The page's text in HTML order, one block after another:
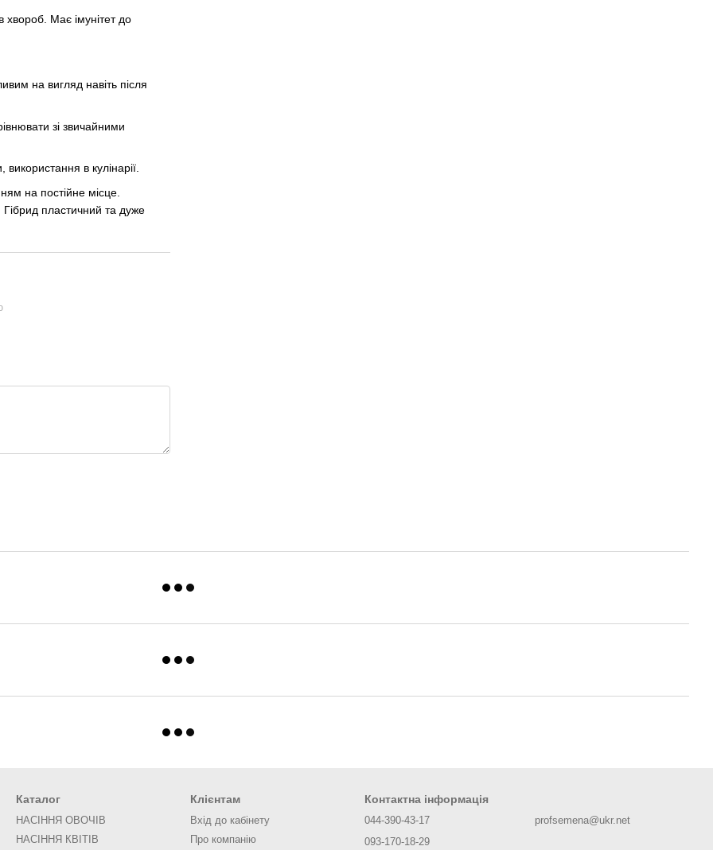
хвороб. Має імунітет до
на вигляд навіть після
зі звичайними
в кулінарії.
на постійне місце.
пластичний та дуже
Каталог
НАСІННЯ ОВОЧІВ
НАСІННЯ КВІТІВ
Клієнтам
Вхід до кабінету
Про компанію
Контактна інформація
044-390-43-17
093-170-18-29
profsemena@ukr.net